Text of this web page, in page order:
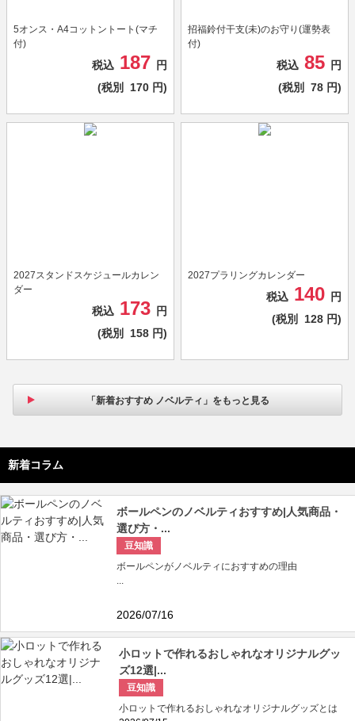
5オンス・A4コットントート(マチ
付)
税込187
円
(税別
170 円)
招福鈴付干支(未)のお守り(運勢表
付)
税込85
円
(税別
78 円)
2027スタンドスケジュールカレン
ダー
税込173
円
(税別
158 円)
2027プラリングカレンダー
税込140
円
(税別
128 円)
「新着おすすめ ノベルティ」をもっと見る
新着コラム
ボールペンのノベルティおすすめ|人気商品・
選び方・...
豆知識
ボールペンがノベルティにおすすめの理由
...
2026/07/16
小ロットで作れるおしゃれなオリジナルグッ
ズ12選|...
豆知識
小ロットで作れるおしゃれなオリジナルグッズとは